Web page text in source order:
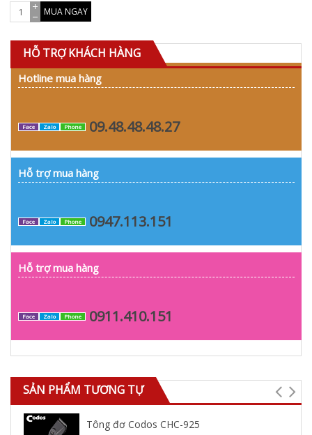
MUA NGAY
HỖ TRỢ KHÁCH HÀNG
Hotline mua hàng
Face Zalo Phone 09.48.48.48.27
Hỗ trợ mua hàng
Face Zalo Phone 0947.113.151
Hỗ trợ mua hàng
Face Zalo Phone 0911.410.151
SẢN PHẨM TƯƠNG TỰ
Tông đơ Codos CHC-925